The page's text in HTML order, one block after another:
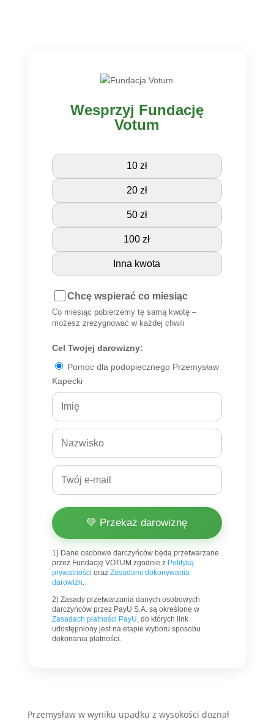
Wesprzyj Fundację
Votum
10 zł
20 zł
50 zł
100 zł
Inna kwota
Chcę wspierać co miesiąc
Co miesiąc pobierzemy tę samą kwotę –
możesz zrezygnować w każdej chwili
Cel Twojej darowizny:
Pomoc dla podopiecznego Przemysław
Kapecki
💚 Przekaż darowiznę
1) Dane osobowe darczyńców będą przetwarzane
przez Fundację VOTUM zgodnie z Polityką
prywatności oraz Zasadami dokonywania
darowizn.
2) Zasady przetwarzania danych osobowych
darczyńców przez PayU S.A. są określone w
Zasadach płatności PayU, do których link
udostępniony jest na etapie wyboru sposobu
dokonania płatności.
Przemysław w wyniku upadku z wysokości doznał